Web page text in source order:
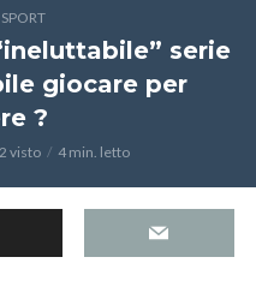
SPORT
serie
giocare per
?
visto 4 min. letto